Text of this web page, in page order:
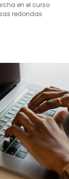
en el curso
redondas